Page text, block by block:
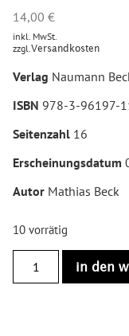
14,00 €
inkl. MwSt.
zzgl. Versandkosten
Verlag Naumann
ISBN 978-3-96197-
Seitenzahl 16
Erscheinungsdatum
Autor Mathias Beck
10 vorrätig
in den